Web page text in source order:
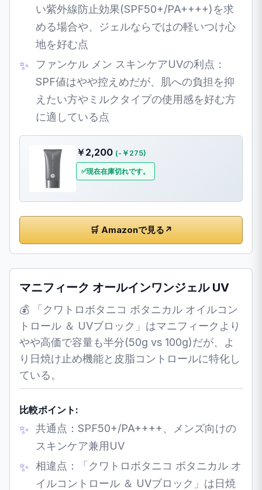
い紫外線防止効果(SPF50+/PA++++)を求
める場合や、ジェルならではの軽いつけ心
地を好む点
ファンケル メン スキンケアUVの利点：
SPF値はやや控えめだが、肌への負担を抑
えたい方やミルクタイプの使用感を好む方
に適している点
￥2,200 (-￥275)
現在在庫切れです。
🛒 Amazonで見る ↗
マニフィーク オールインワンジェル UV
💰 「クワトロボタニコ ボタニカル オイルコン
トロール ＆ UVブロック」はマニフィークより
やや高価で容量も半分(50g vs 100g)だが、よ
り日焼け止め機能と皮脂コントロールに特化し
ている。
比較ポイント:
共通点：SPF50+/PA++++、メンズ向けの
スキンケア兼用UV
相違点：「クワトロボタニコ ボタニカル オ
イルコントロール ＆ UVブロック」は日焼